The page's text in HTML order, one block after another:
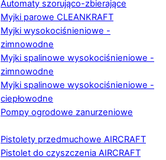
Automaty szorująco-zbierające
Myjki parowe CLEANKRAFT
Myjki wysokociśnieniowe -
zimnowodne
Myjki spalinowe wysokociśnieniowe -
zimnowodne
Myjki spalinowe wysokociśnieniowe -
ciepłowodne
Pompy ogrodowe zanurzeniowe
Pistolety przedmuchowe AIRCRAFT
Pistolet do czyszczenia AIRCRAFT